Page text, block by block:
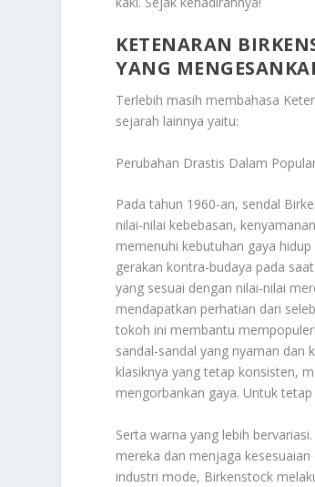
KETENARAN
YANG
Terlebih masih membahasa
sejarah lainnya yaitu:
Perubahan Drastis Dalam
Pada tahun 1960-an, sendal
nilai-nilai kebebasan,
memenuhi kebutuhan gaya
gerakan kontra-budaya pada
yang sesuai dengan nilai-nilai
mendapatkan perhatian dari
tokoh ini membantu
sandal-sandal yang nyaman dan
klasiknya yang tetap konsisten,
mengorbankan gaya. Untuk
Serta warna yang lebih
mereka dan menjaga
industri mode, Birkenstock